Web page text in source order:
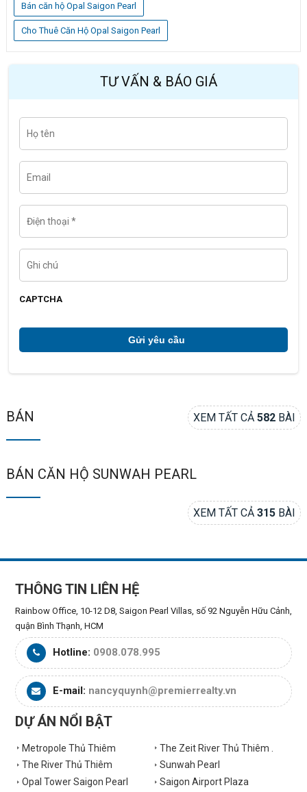
Bán căn hộ Opal Saigon Pearl
Cho Thuê Căn Hộ Opal Saigon Pearl
TƯ VẤN & BÁO GIÁ
H
n
E
lĐ
t
i
G
h
CAPTCHA
BÁN XEM TẤT CẢ582 BÀI
BÁN CĂN HỘ SUNWAH PEARL
XEM TẤT CẢ315 BÀI
THÔNG TIN LIÊN HỆ
Rainbow Office, 10-12 D8, Saigon Pearl Villas, số 92 Nguyễn Hữu Cảnh,
quận Bình Thạnh, HCM
Hotline: 0908.078.995
E-mail: nancyquynh@premierrealty.vn
DỰ ÁN NỔI BẬT
Metropole Thủ Thiêm
The Zeit River Thủ Thiêm .
The River Thủ Thiêm
Sunwah Pearl
Opal Tower Saigon Pearl
Saigon Airport Plaza